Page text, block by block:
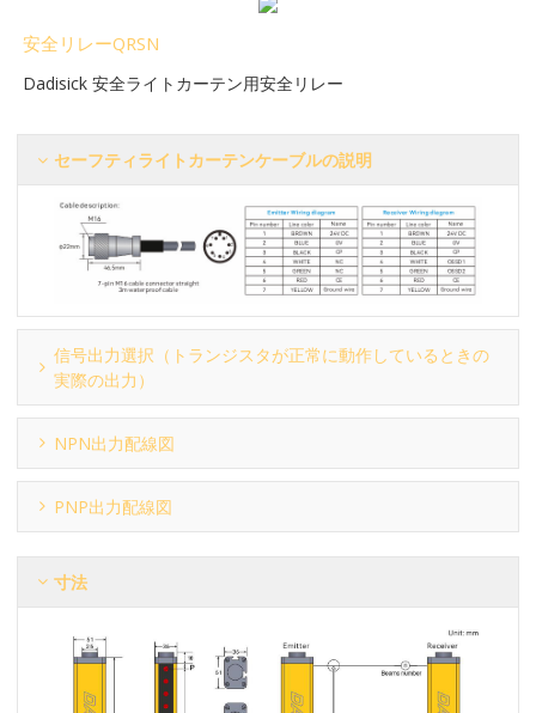
安全リレーQRSN
Dadisick 安全ライトカーテン用安全リレー
セーフティライトカーテンケーブルの説明
信号出力選択（トランジスタが正常に動作しているときの
実際の出力）
NPN出力配線図
PNP出力配線図
寸法